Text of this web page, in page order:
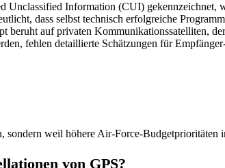
Unclassified Information (CUI) gekennzeichnet,
dass selbst technisch erfolgreiche
beruht auf privaten Kommunikationssatelliten,
fehlen detaillierte Schätzungen für
weil höhere Air-Force-Budgetprioritäten
von GPS?